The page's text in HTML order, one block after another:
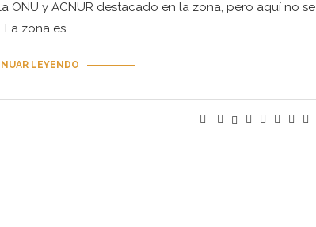
y ACNUR destacado en la zona, pero aquí no se
zona es …
LEYENDO